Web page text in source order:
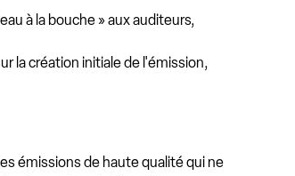
à la bouche » aux auditeurs,
la création initiale de l'émission,
émissions de haute qualité qui ne